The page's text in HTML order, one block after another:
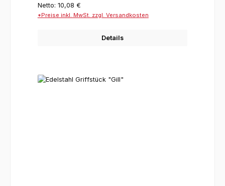
Netto: 10,08 €
*Preise inkl. MwSt. zzgl. Versandkosten
Details